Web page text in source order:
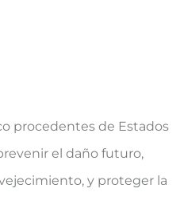
procedentes de Estados
el daño futuro,
y proteger la